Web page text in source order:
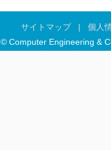
サイトマップ |
個人
© Computer Engineering &